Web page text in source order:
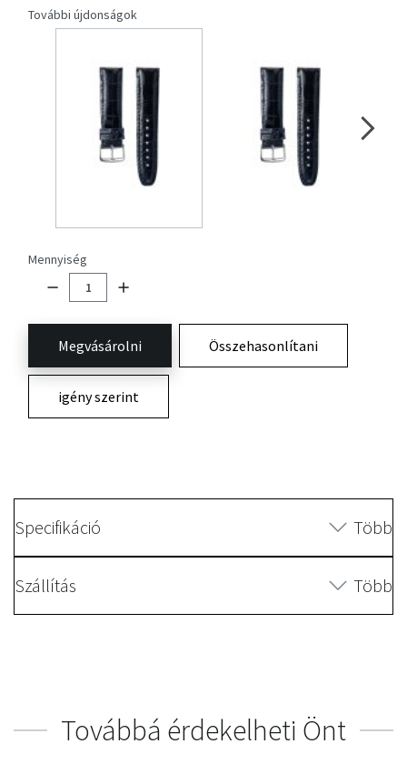
További újdonságok
Mennyiség
Megvásárolni Összehasonlítani
igény szerint
Specifikáció Több
Szállítás Több
Továbbá érdekelheti Önt